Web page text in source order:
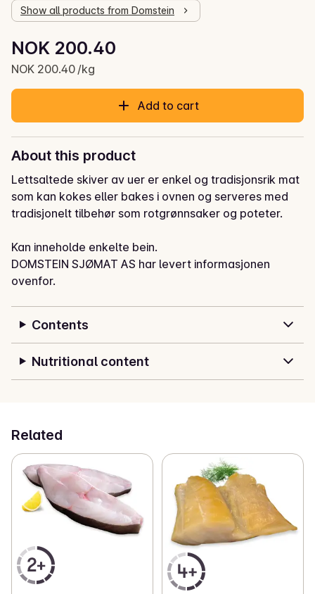
Show all products from Domstein
Current price is: NOK 200.40
NOK 200.40
NOK 200.40 /kg
Unit price: NOK 200.40 /kg
Add to cart
About this product
Lettsaltede skiver av uer er enkel og tradisjonsrik mat
som kan kokes eller bakes i ovnen og serveres med
tradisjonelt tilbehør som rotgrønnsaker og poteter.
Kan inneholde enkelte bein.
DOMSTEIN SJØMAT AS har levert informasjonen
ovenfor.
Contents
Nutritional content
Related